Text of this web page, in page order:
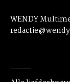
WENDY